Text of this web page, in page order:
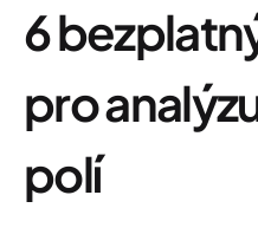
6
pro
polí